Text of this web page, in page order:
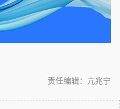
责任编辑：亢兆宁